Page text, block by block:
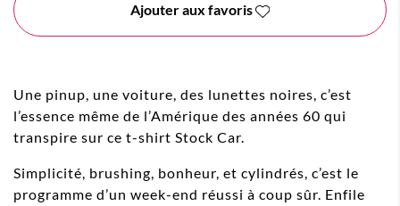
Ajouter aux favoris
Une pinup, une voiture, des lunettes noires, c’est
l’essence même de l’Amérique des années 60 qui
transpire sur ce t-shirt Stock Car.
Simplicité, brushing, bonheur, et cylindrés, c’est le
programme d’un week-end réussi à coup sûr. Enfile